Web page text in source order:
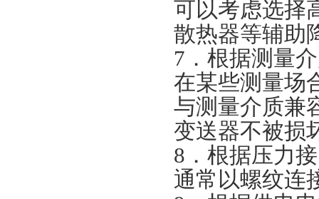
可以考虑选择
散热器等辅助
7．根据测量
在某些测量场
与测量介质兼
变送器不被损
8．根据压力
通常以螺纹连